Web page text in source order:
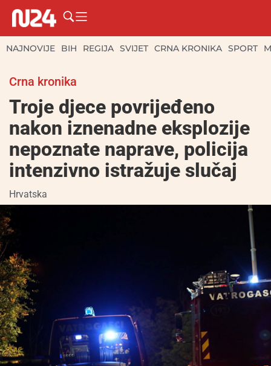
NAJNOVIJE BIH REGIJA SVIJET CRNA KRONIKA SPORT
Crna kronika
Troje djece povrijeđeno
nakon iznenadne eksplozije
nepoznate naprave, policija
intenzivno istražuje slučaj
Hrvatska